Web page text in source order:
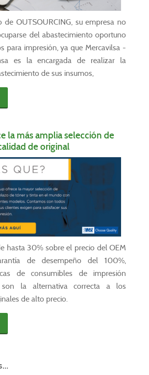
de OUTSOURCING, su empresa no
del abastecimiento oportuno
para impresión, ya que Mercavilsa -
es la encargada de realizar la
de sus insumos,
la más amplia selección de
de original
hasta 30% sobre el precio del OEM
de desempeño del 100%,
de consumibles de impresión
son la alternativa correcta a los
de alto precio.